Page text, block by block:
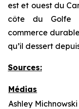
est et ouest du
côte du Golfe
commerce
qu’il dessert
Sources:
Médias
Ashley Michnowski